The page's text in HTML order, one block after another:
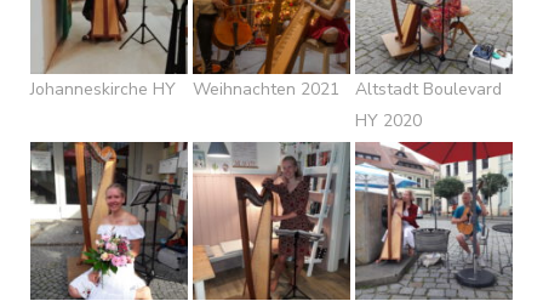
Johanneskirche HY Weihnachten 2021
Altstadt Boulevard
HY 2020